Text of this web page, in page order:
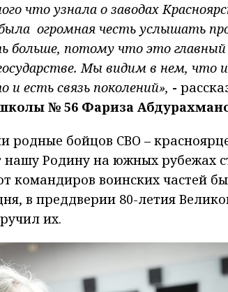
что узнала о заводах
огромная честь услышать
потому что это главный
Мы видим в нем, что
есть связь поколений», -
№ 56 Фариза
родные бойцов СВО –
Родину на южных рубежах
командиров воинских частей
в преддверии 80-летия
их.